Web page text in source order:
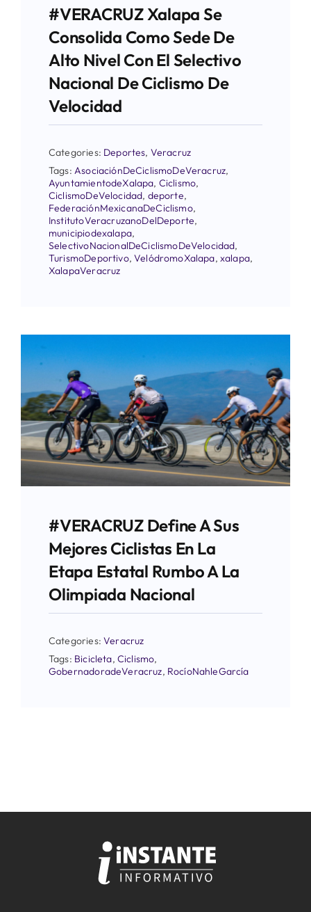
#VERACRUZ Xalapa Se
Consolida Como Sede De
Alto Nivel Con El Selectivo
Nacional De Ciclismo De
Velocidad
Categories: Deportes, Veracruz
Tags:AsociaciónDeCiclismoDeVeracruz,
AyuntamientodeXalapa, Ciclismo,
CiclismoDeVelocidad, deporte,
FederaciónMexicanaDeCiclismo,
InstitutoVeracruzanoDelDeporte,
municipiodexalapa,
SelectivoNacionalDeCiclismoDeVelocidad,
TurismoDeportivo,VelódromoXalapa, xalapa,
XalapaVeracruz
#VERACRUZ Define A Sus
Mejores Ciclistas En La
Etapa Estatal Rumbo A La
Olimpiada Nacional
Categories:Veracruz
Tags: Bicicleta, Ciclismo,
GobernadoradeVeracruz, RocíoNahleGarcía